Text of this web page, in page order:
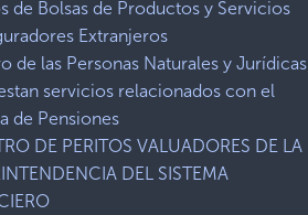
de Bolsas de Productos y Servicios
Extranjeros
de las Personas Naturales y Jurídicas
servicios relacionados con el
de Pensiones
DE PERITOS VALUADORES DE LA
DEL SISTEMA